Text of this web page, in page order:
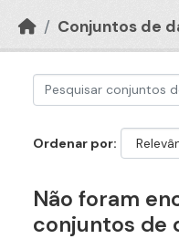
Conjuntos de
Ordenar por
Não foram
conjuntos de